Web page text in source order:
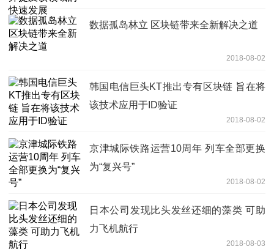
数据孤岛林立 区块链带来全新解决之道
2018-08-02
韩国电信巨头KT推出专有区块链 旨在将
该技术应用于ID验证
2018-08-02
京津城际铁路运营10周年 列车全部更换
为“复兴号”
2018-08-02
日本公司发现比头发丝还细的藻类 可助
力飞机航行
2018-08-03